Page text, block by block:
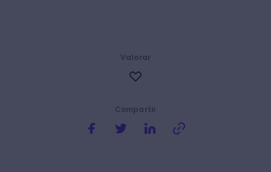
Compartir
Valorar